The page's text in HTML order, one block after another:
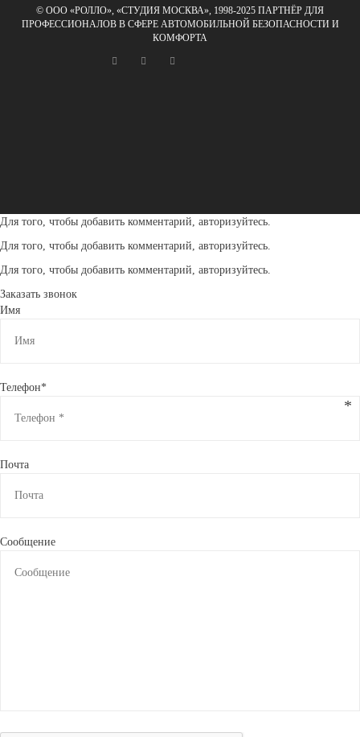
© ООО «РОЛЛО», «СТУДИЯ МОСКВА», 1998-2025 ПАРТНЁР ДЛЯ
ПРОФЕССИОНАЛОВ В СФЕРЕ АВТОМОБИЛЬНОЙ БЕЗОПАСНОСТИ И
КОМФОРТА
Для того, чтобы добавить комментарий, авторизуйтесь.
Для того, чтобы добавить комментарий, авторизуйтесь.
Для того, чтобы добавить комментарий, авторизуйтесь.
Заказать звонок
Имя
Телефон*
Почта
Сообщение